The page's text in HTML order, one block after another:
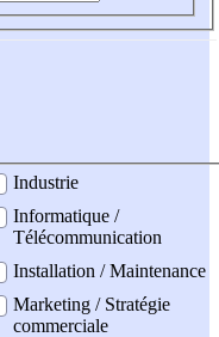
Industrie
Informatique /
Télécommunication
Installation / Maintenance
Marketing / Stratégie
commerciale